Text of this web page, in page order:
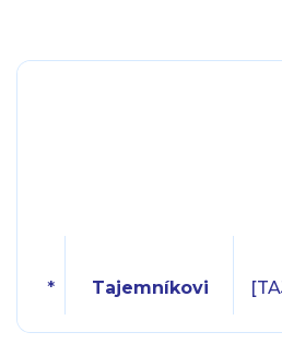
* Tajemníkovi